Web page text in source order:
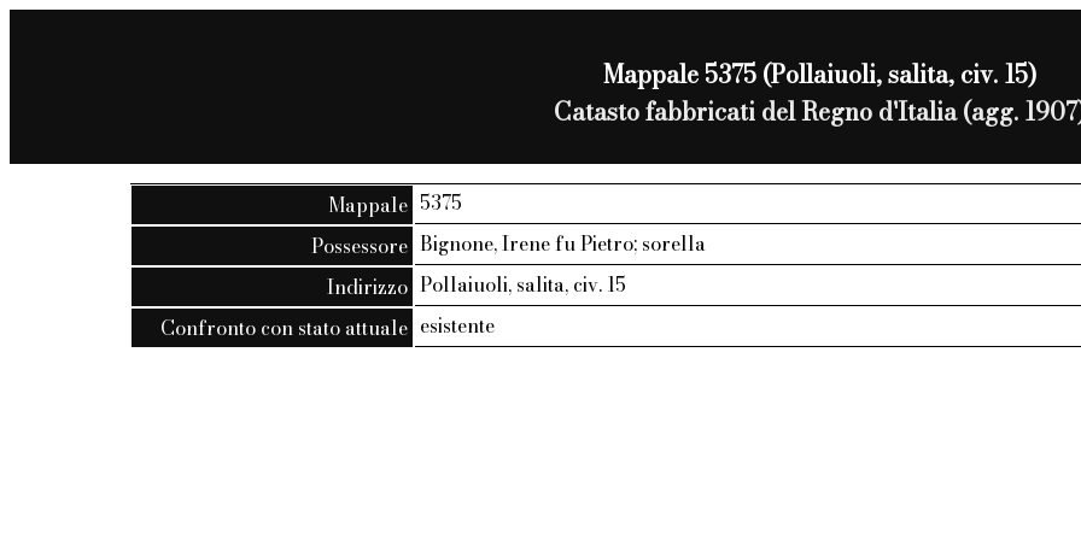
Mappale 5375 (Pollaiuoli, salita, civ. 15)
Catasto fabbricati del Regno d'Italia (agg.
Mappale 5375
Possessore Bignone, Irene fu Pietro; sorella
Indirizzo Pollaiuoli, salita, civ. 15
Confronto con stato attuale esistente